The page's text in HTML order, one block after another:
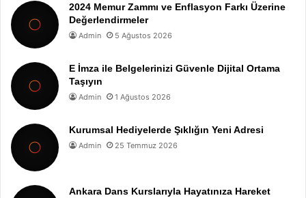
2024 Memur Zammı ve Enflasyon Farkı Üzerine
Değerlendirmeler
Admin 5 Ağustos 2026
E İmza ile Belgelerinizi Güvenle Dijital Ortama
Taşıyın
Admin 1 Ağustos 2026
Kurumsal Hediyelerde Şıklığın Yeni Adresi
Admin 25 Temmuz 2026
Ankara Dans Kurslarıyla Hayatınıza Hareket